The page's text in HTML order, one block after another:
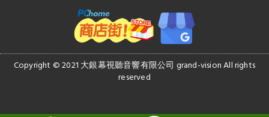
Copyright © 2021 大銀幕視聽音響有限公司 grand-vision All rights
reserved